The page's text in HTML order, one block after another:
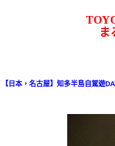
ま
【日本，名古屋】知多半島自駕遊